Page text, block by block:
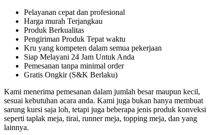
Pelayanan cepat dan profesional
Harga murah Terjangkau
Produk Berkualitas
Pengiriman Produk Tepat waktu
Kru yang kompeten dalam semua pekerjaan
Siap Melayani 24 Jam Untuk Anda
Pemesanan tanpa minimal order
Gratis Ongkir (S&K Berlaku)
Kami menerima pemesanan dalam jumlah besar maupun kecil,
sesuai kebutuhan acara anda. Kami juga bukan hanya membuat
sarung kursi saja loh, tetapi juga beberapa jenis produk konveksi
seperti taplak meja, tirai, runner meja, topping meja, dan yang
lainnya.